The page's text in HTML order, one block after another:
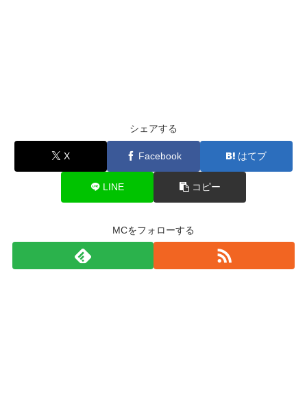
シェアする
X Facebook はてブ
LINE コピー
MCをフォローする